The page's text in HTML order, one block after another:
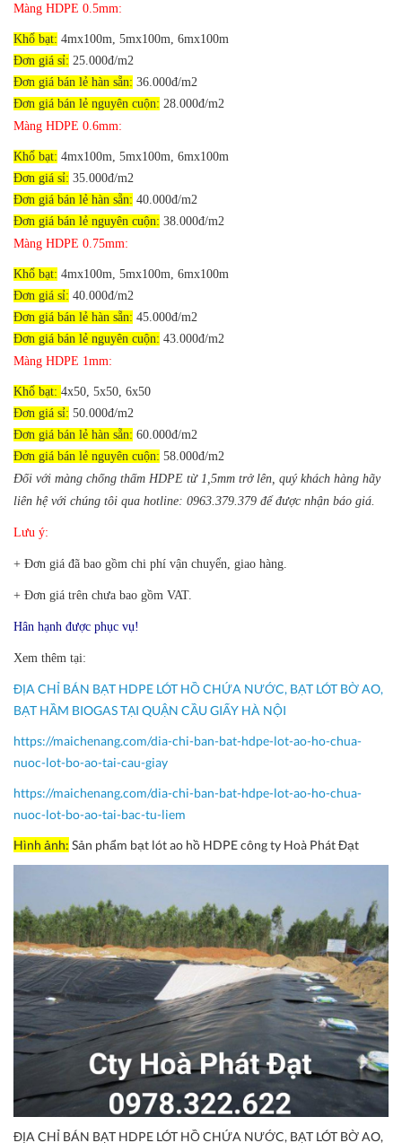
Màng HDPE 0.5mm:
Khổ bạt: 4mx100m, 5mx100m, 6mx100m
Đơn giá sỉ: 25.000đ/m2
Đơn giá bán lẻ hàn sẵn: 36.000đ/m2
Đơn giá bán lẻ nguyên cuộn: 28.000đ/m2
Màng HDPE 0.6mm:
Khổ bạt: 4mx100m, 5mx100m, 6mx100m
Đơn giá sỉ: 35.000đ/m2
Đơn giá bán lẻ hàn sẵn: 40.000đ/m2
Đơn giá bán lẻ nguyên cuộn: 38.000đ/m2
Màng HDPE 0.75mm:
Khổ bạt: 4mx100m, 5mx100m, 6mx100m
Đơn giá sỉ: 40.000đ/m2
Đơn giá bán lẻ hàn sẵn: 45.000đ/m2
Đơn giá bán lẻ nguyên cuộn: 43.000đ/m2
Màng HDPE 1mm:
Khổ bạt: 4x50, 5x50, 6x50
Đơn giá sỉ: 50.000đ/m2
Đơn giá bán lẻ hàn sẵn: 60.000đ/m2
Đơn giá bán lẻ nguyên cuộn: 58.000đ/m2
Đối với màng chống thấm HDPE từ 1,5mm trở lên, quý khách hàng hãy
liên hệ với chúng tôi qua hotline: 0963.379.379 để được nhận báo giá.
Lưu ý:
+ Đơn giá đã bao gồm chi phí vận chuyển, giao hàng.
+ Đơn giá trên chưa bao gồm VAT.
Hân hạnh được phục vụ!
Xem thêm tại:
ĐỊA CHỈ BÁN BẠT HDPE LÓT HỒ CHỨA NƯỚC, BẠT LÓT BỜ AO,
BẠT HẦM BIOGAS TẠI QUẬN CẦU GIẤY HÀ NỘI
https://maichenang.com/dia-chi-ban-bat-hdpe-lot-ao-ho-chua-
nuoc-lot-bo-ao-tai-cau-giay
https://maichenang.com/dia-chi-ban-bat-hdpe-lot-ao-ho-chua-
nuoc-lot-bo-ao-tai-bac-tu-liem
Hình ảnh: Sản phẩm bạt lót ao hồ HDPE công ty Hoà Phát Đạt
ĐỊA CHỈ BÁN BẠT HDPE LÓT HỒ CHỨA NƯỚC, BẠT LÓT BỜ AO,